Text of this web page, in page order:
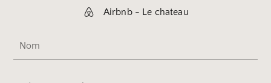
Airbnb - Le chateau